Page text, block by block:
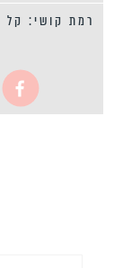
רמת קושי: קל